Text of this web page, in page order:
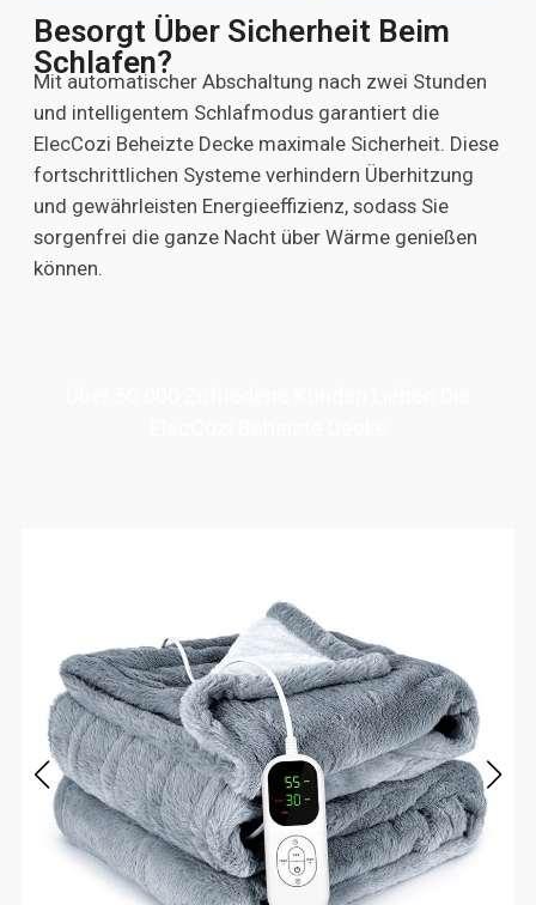
Besorgt Über Sicherheit Beim
Schlafen?
Mit automatischer Abschaltung nach zwei Stunden
und intelligentem Schlafmodus garantiert die
ElecCozi Beheizte Decke maximale Sicherheit. Diese
fortschrittlichen Systeme verhindern Überhitzung
und gewährleisten Energieeffizienz, sodass Sie
sorgenfrei die ganze Nacht über Wärme genießen
können.